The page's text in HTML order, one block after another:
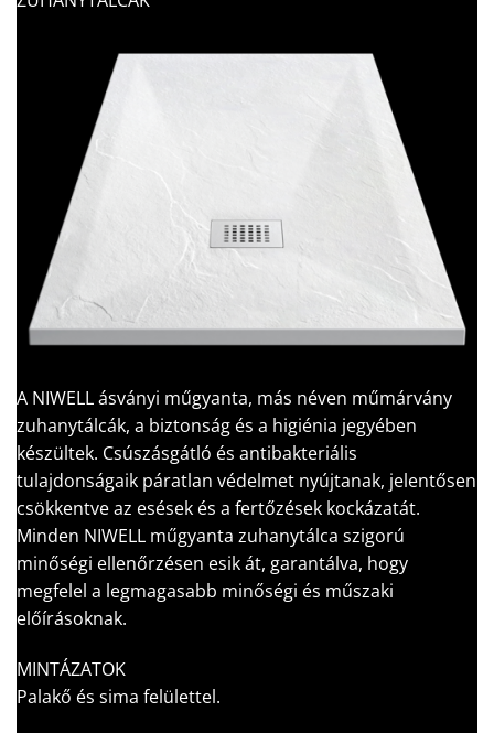
A NIWELL ásványi műgyanta, más néven műmárvány
zuhanytálcák, a biztonság és a higiénia jegyében
készültek. Csúszásgátló és antibakteriális
tulajdonságaik páratlan védelmet nyújtanak, jelentősen
csökkentve az esések és a fertőzések kockázatát.
Minden NIWELL műgyanta zuhanytálca szigorú
minőségi ellenőrzésen esik át, garantálva, hogy
megfelel a legmagasabb minőségi és műszaki
előírásoknak.
MINTÁZATOK
Palakő és sima felülettel.